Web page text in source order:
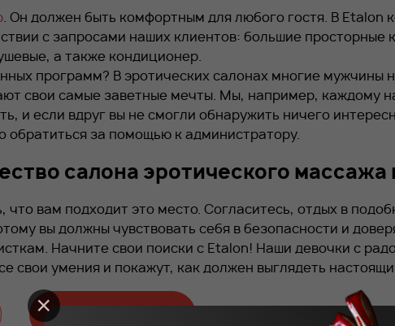
. Он должен быть комфортным для любого гостя. В Etalon
с запросами наших клиентов: большие просторные
а также кондиционер.
программ? В эротических салонах многие мужчины
свои самые заветные мечты. Мы, например, каждому
и если вдруг вы не смогли обнаружить ничего
обратиться за помощью к администратору.
салона эротического массажа
что вам подходит это место. Согласитесь, отдых в
вы должны чувствовать себя в безопасности и
Начните свои поиски с Etalon! Наши девочки с
свои умения и покажут, как должен выглядеть
Следующий пост